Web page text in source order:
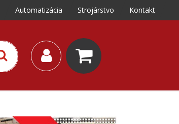
Automatizácia Strojárstvo Kontakt